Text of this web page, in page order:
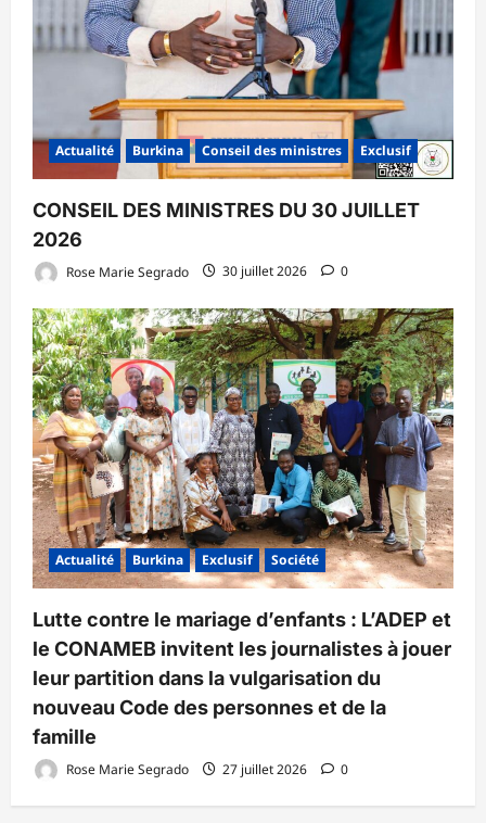
Actualité Burkina Conseil des ministres Exclusif
CONSEIL DES MINISTRES DU 30 JUILLET
2026
Rose Marie Segrado 30 juillet 2026 0
Actualité Burkina Exclusif Société
Lutte contre le mariage d’enfants : L’ADEP et
le CONAMEB invitent les journalistes à jouer
leur partition dans la vulgarisation du
nouveau Code des personnes et de la
famille
Rose Marie Segrado 27 juillet 2026 0